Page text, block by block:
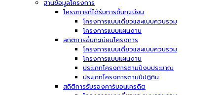
ฐานข้อมูลโครงการ
โครงการที่ได้รับการขึ้นทะเบียน
โครงการแบบเดี่ยวและแบบควบรวม
โครงการแบบแผนงาน
สถิติการขึ้นทะเบียนโครงการ
โครงการแบบเดี่ยวและแบบควบรวม
โครงการแบบแผนงาน
ประเภทโครงการตามปีงบประมาณ
ประเภทโครงการตามปีปฏิทิน
สถิติการรับรองคาร์บอนเครดิต